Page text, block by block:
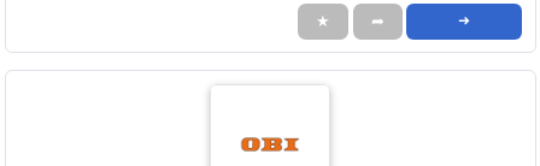
★ ➦ ➜